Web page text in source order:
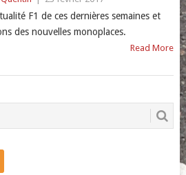
F1 de ces dernières semaines et
des nouvelles monoplaces.
Read More